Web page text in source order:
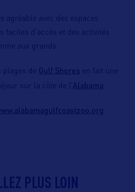
agréable avec des espaces
faciles d’accès et des activités
aux grands.
plages de Gulf Shores en fait une
sur la côte de l’ Alabama
PLUS LOIN